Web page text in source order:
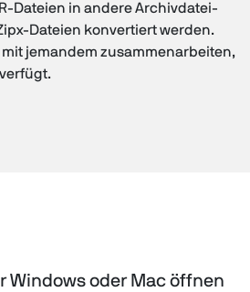
Dateien in andere Archivdatei-
Dateien konvertiert werden.
mit jemandem zusammenarbeiten,
Windows oder Mac öffnen